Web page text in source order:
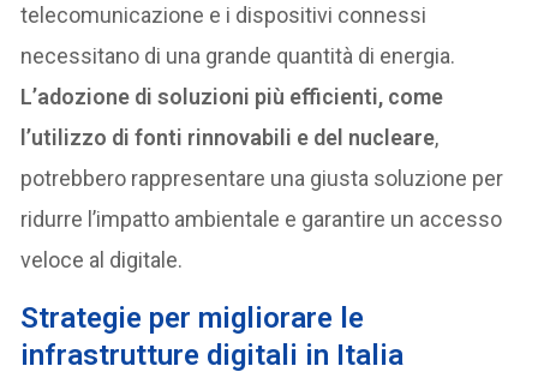
telecomunicazione e i dispositivi connessi
necessitano di una grande quantità di energia.
L’adozione di soluzioni più efficienti, come
l’utilizzo di fonti rinnovabili e del nucleare,
potrebbero rappresentare una giusta soluzione per
ridurre l’impatto ambientale e garantire un accesso
veloce al digitale.
Strategie per migliorare le
infrastrutture digitali in Italia